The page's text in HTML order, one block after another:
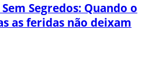
Segredos: Quando o
as feridas não deixam